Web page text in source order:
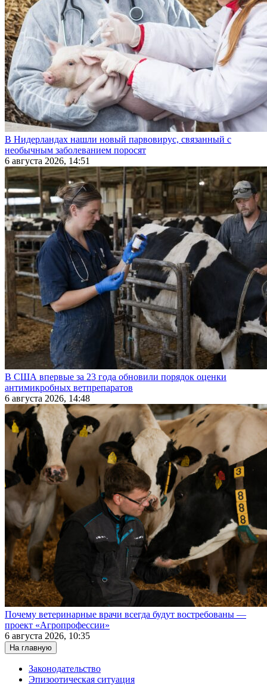
В Нидерландах нашли новый парвовирус, связанный с
необычным заболеванием поросят
6 августа 2026, 14:51
В США впервые за 23 года обновили порядок оценки
антимикробных ветпрепаратов
6 августа 2026, 14:48
Почему ветеринарные врачи всегда будут востребованы —
проект «Агропрофессии»
6 августа 2026, 10:35
На главную
Законодательство
Эпизоотическая ситуация